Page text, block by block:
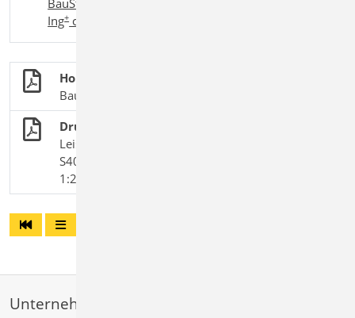
Ing+compact
Holzbau
BauStatik-Module nach DIN EN 1995-1-1
Druckbeanspruchte Holzstützen
Leistungsbeschreibung des BauStatik-Moduls
S400.de Holz-Stütze – EC 5, DIN EN 1995-1-
1:2010-12
Unternehmen